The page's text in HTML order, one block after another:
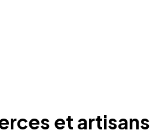
et artisans